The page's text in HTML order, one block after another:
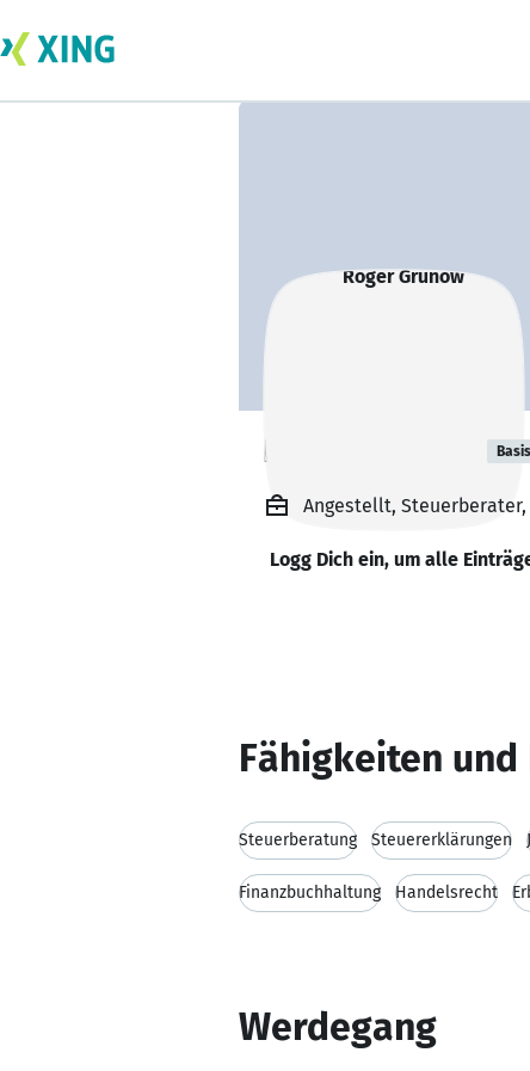
Roger Grunow Basis
Angestellt,
Logg Dich ein, um alle
Fähigkeiten und
Steuerberatung Steuererklärungen
Finanzbuchhaltung Handelsrecht
Werdegang